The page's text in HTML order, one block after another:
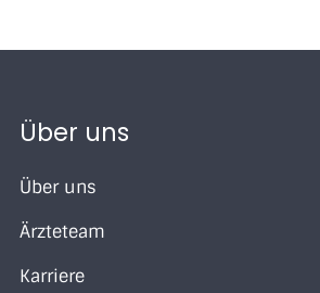
Über uns
Über uns
Ärzteteam
Karriere